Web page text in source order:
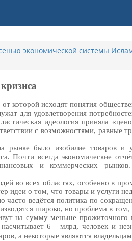
экономической системы
которой исходят понятия
для удовлетворения
идеология приняла
с возможностями, равные
рынке было изобилие товаров и
Почти всегда экономические
и коммерческих
во всех областях, особенно в
идеи о том, что товары и услуги
ведётся политика по
широко, но проблема в
на сумму меньше
6
млрд. человек и
а некоторые являются